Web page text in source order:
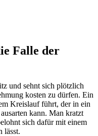
Falle der
und sehnt sich plötzlich
kosten zu dürfen. Ein
Kreislauf führt, der in ein
kann. Man kratzt
sich dafür mit einem
lässt.